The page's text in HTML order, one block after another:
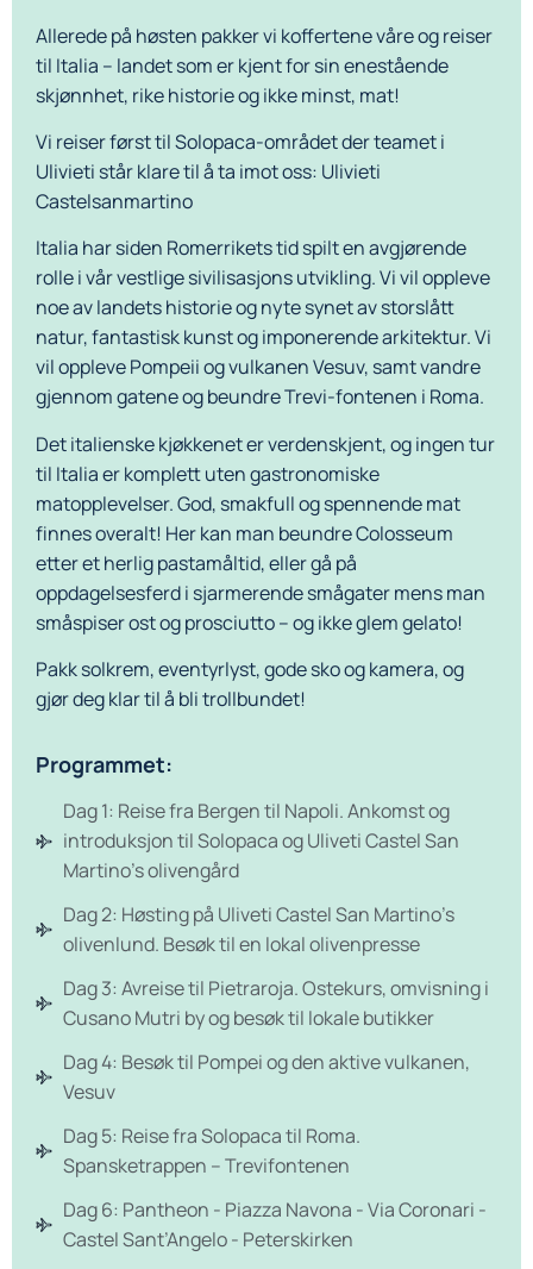
Allerede på høsten pakker vi koffertene våre og reiser
til Italia – landet som er kjent for sin enestående
skjønnhet, rike historie og ikke minst, mat!
Vi reiser først til Solopaca-området der teamet i
Ulivieti står klare til å ta imot oss: Ulivieti
Castelsanmartino
Italia har siden Romerrikets tid spilt en avgjørende
rolle i vår vestlige sivilisasjons utvikling. Vi vil oppleve
noe av landets historie og nyte synet av storslått
natur, fantastisk kunst og imponerende arkitektur. Vi
vil oppleve Pompeii og vulkanen Vesuv, samt vandre
gjennom gatene og beundre Trevi-fontenen i Roma.
Det italienske kjøkkenet er verdenskjent, og ingen tur
til Italia er komplett uten gastronomiske
matopplevelser. God, smakfull og spennende mat
finnes overalt! Her kan man beundre Colosseum
etter et herlig pastamåltid, eller gå på
oppdagelsesferd i sjarmerende smågater mens man
småspiser ost og prosciutto – og ikke glem gelato!
Pakk solkrem, eventyrlyst, gode sko og kamera, og
gjør deg klar til å bli trollbundet!
Programmet:
Dag 1: Reise fra Bergen til Napoli. Ankomst og
introduksjon til Solopaca og Uliveti Castel San
Martino’s olivengård
Dag 2: Høsting på Uliveti Castel San Martino’s
olivenlund. Besøk til en lokal olivenpresse
Dag 3: Avreise til Pietraroja. Ostekurs, omvisning i
Cusano Mutri by og besøk til lokale butikker
Dag 4: Besøk til Pompei og den aktive vulkanen,
Vesuv
Dag 5: Reise fra Solopaca til Roma.
Spansketrappen – Trevifontenen
Dag 6: Pantheon - Piazza Navona - Via Coronari -
Castel Sant’Angelo - Peterskirken